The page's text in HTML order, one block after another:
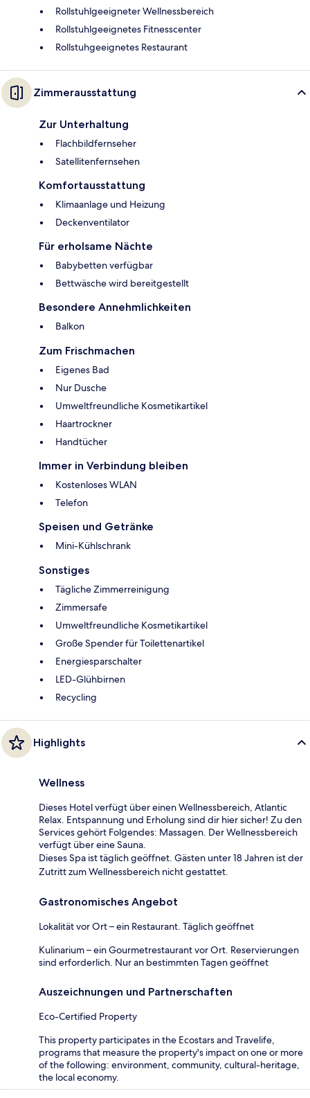
Rollstuhlgeeigneter Wellnessbereich
Rollstuhlgeeignetes Fitnesscenter
Rollstuhgeeignetes Restaurant
Zimmerausstattung
Zur Unterhaltung
Flachbildfernseher
Satellitenfernsehen
Komfortausstattung
Klimaanlage und Heizung
Deckenventilator
Für erholsame Nächte
Babybetten verfügbar
Bettwäsche wird bereitgestellt
Besondere Annehmlichkeiten
Balkon
Zum Frischmachen
Eigenes Bad
Nur Dusche
Umweltfreundliche Kosmetikartikel
Haartrockner
Handtücher
Immer in Verbindung bleiben
Kostenloses WLAN
Telefon
Speisen und Getränke
Mini-Kühlschrank
Sonstiges
Tägliche Zimmerreinigung
Zimmersafe
Umweltfreundliche Kosmetikartikel
Große Spender für Toilettenartikel
Energiesparschalter
LED-Glühbirnen
Recycling
Highlights
Wellness
Dieses Hotel verfügt über einen Wellnessbereich, Atlantic
Relax. Entspannung und Erholung sind dir hier sicher! Zu den
Services gehört Folgendes: Massagen. Der Wellnessbereich
verfügt über eine Sauna.
Dieses Spa ist täglich geöffnet. Gästen unter 18 Jahren ist der
Zutritt zum Wellnessbereich nicht gestattet.
Gastronomisches Angebot
Lokalität vor Ort – ein Restaurant. Täglich geöffnet
Kulinarium – ein Gourmetrestaurant vor Ort. Reservierungen
sind erforderlich. Nur an bestimmten Tagen geöffnet
Auszeichnungen und Partnerschaften
Eco-Certified Property
This property participates in the Ecostars and Travelife,
programs that measure the property's impact on one or more
of the following: environment, community, cultural-heritage,
the local economy.